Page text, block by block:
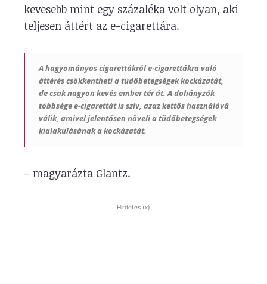
kevesebb mint egy százaléka volt olyan, aki
teljesen áttért az e-cigarettára.
A hagyományos cigarettákról e-cigarettákra való
áttérés csökkentheti a tüdőbetegségek kockázatát,
de csak nagyon kevés ember tér át. A dohányzók
többsége e-cigarettát is szív, azaz kettős használóvá
válik, amivel jelentősen növeli a tüdőbetegségek
kialakulásának a kockázatát.
– magyarázta Glantz.
Hirdetés (x)